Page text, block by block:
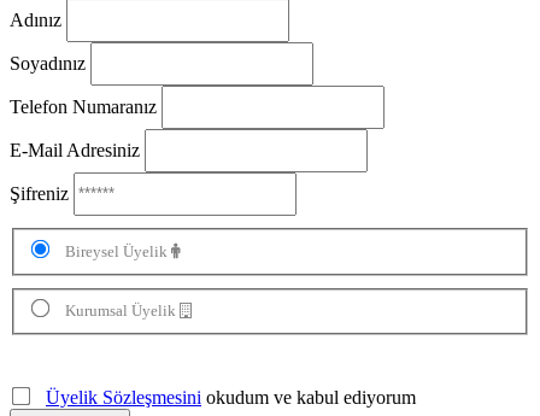
Adınız
Soyadınız
Telefon Numaranız
E-Mail Adresiniz
Şifreniz
Bireysel Üyelik
Kurumsal Üyelik
Üyelik Sözleşmesini okudum ve kabul ediyorum